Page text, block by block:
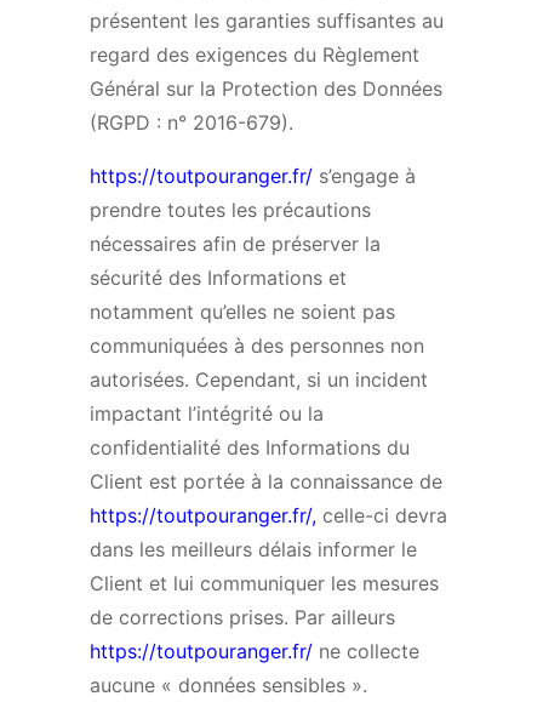
présentent les garanties suffisantes au
regard des exigences du Règlement
Général sur la Protection des Données
(RGPD : n° 2016-679).
https://toutpouranger.fr/ s’engage à
prendre toutes les précautions
nécessaires afin de préserver la
sécurité des Informations et
notamment qu’elles ne soient pas
communiquées à des personnes non
autorisées. Cependant, si un incident
impactant l’intégrité ou la
confidentialité des Informations du
Client est portée à la connaissance de
https://toutpouranger.fr/, celle-ci devra
dans les meilleurs délais informer le
Client et lui communiquer les mesures
de corrections prises. Par ailleurs
https://toutpouranger.fr/ ne collecte
aucune « données sensibles ».